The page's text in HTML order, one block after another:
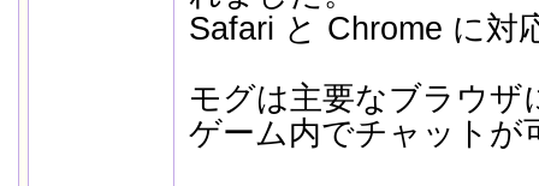
Safari と Chrome に対
モグは主要なブラウザ
ゲーム内でチャットが